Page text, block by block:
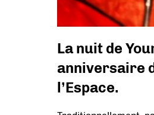
La nuit de
anniversaire
l’Espace.